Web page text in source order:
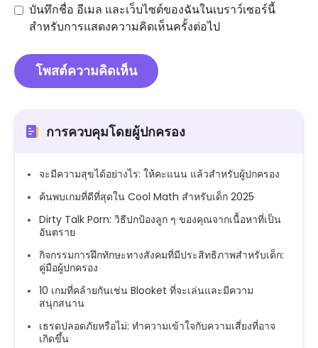
บันทึกชื่อ อีเมล และเว็บไซต์ของฉันในเบราว์เซอร์นี้
สำหรับการแสดงความคิดเห็นครั้งต่อไป
การควบคุมโดยผู้ปกครอง
จะมีความสุขได้อย่างไร: ให้คะแนน แล้วสำหรับผู้ปกครอง
ค้นพบเกมที่ดีที่สุดใน Cool Math สำหรับเด็ก 2025
Dirty Talk Porn: วิธีปกป้องลูก ๆ ของคุณจากเนื้อหาที่เป็น
อันตราย
กิจกรรมการฝึกทักษะทางสังคมที่มีประสิทธิภาพสำหรับเด็ก:
คู่มือผู้ปกครอง
10 เกมที่คล้ายกันเช่น Blooket ที่จะเล่นและมีความ
สนุกสนาน
เธรดปลอดภัยหรือไม่: ทำความเข้าใจกับความเสี่ยงที่อาจ
เกิดขึ้น